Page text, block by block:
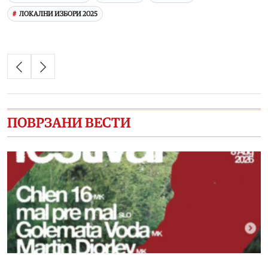
ЛОКАЛНИ ИЗБОРИ 2025
ПОВРЗАНИ ВЕСТИ